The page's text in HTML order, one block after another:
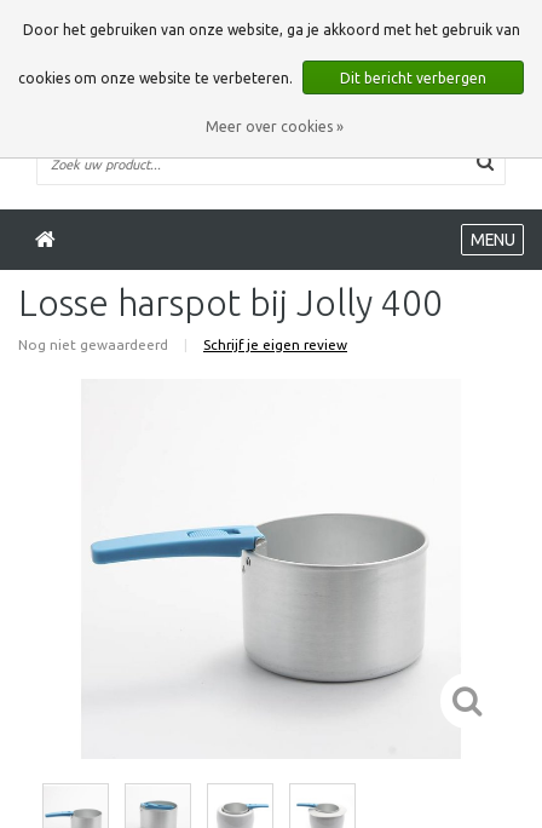
0 Artikelen
MENU
Losse harspot bij Jolly 400
Nog niet gewaardeerd Schrijf je eigen review
Door het gebruiken van onze website, ga je akkoord met het gebruik van
cookies om onze website te verbeteren. Dit bericht verbergen
Meer over cookies »